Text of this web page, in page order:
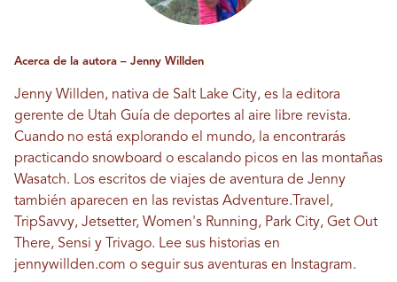
Acerca de la autora – Jenny Willden
Jenny Willden, nativa de Salt Lake City, es la editora
gerente de Utah Guía de deportes al aire libre revista.
Cuando no está explorando el mundo, la encontrarás
practicando snowboard o escalando picos en las montañas
Wasatch. Los escritos de viajes de aventura de Jenny
también aparecen en las revistas Adventure.Travel,
TripSavvy, Jetsetter, Women's Running, Park City, Get Out
There, Sensi y Trivago. Lee sus historias en
jennywillden.com o seguir sus aventuras en Instagram.